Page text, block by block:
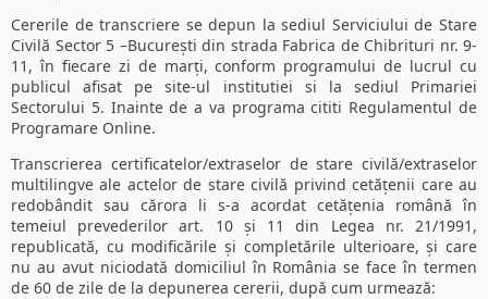
Cererile de transcriere se depun la sediul Serviciului de Stare
Civilă Sector 5 –București din strada Fabrica de Chibrituri nr. 9-
11, în fiecare zi de marți, conform programului de lucrul cu
publicul afisat pe site-ul institutiei si la sediul Primariei
Sectorului 5. Inainte de a va programa cititi Regulamentul de
Programare Online.
Transcrierea certificatelor/extraselor de stare civilă/extraselor
multilingve ale actelor de stare civilă privind cetățenii care au
redobândit sau cărora li s-a acordat cetățenia română în
temeiul prevederilor art. 10 și 11 din Legea nr. 21/1991,
republicată, cu modificările și completările ulterioare, și care
nu au avut niciodată domiciliul în România se face în termen
de 60 de zile de la depunerea cererii, după cum urmează: